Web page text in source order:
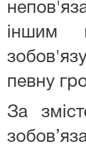
іншим
певну
За